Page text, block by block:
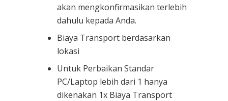
akan mengkonfirmasikan terlebih
dahulu kepada Anda.
Biaya Transport berdasarkan
lokasi
Untuk Perbaikan Standar
PC/Laptop lebih dari 1 hanya
dikenakan 1x Biaya Transport